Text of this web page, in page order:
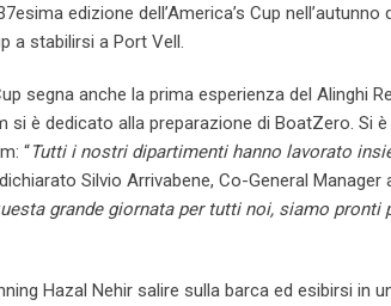
edizione dell’America’s Cup nell’autunno
a stabilirsi a Port Vell.
segna anche la prima esperienza del Alinghi
si è dedicato alla preparazione di BoatZero. Si è
“Tutti i nostri dipartimenti hanno lavorato
Silvio Arrivabene, Co-General Manager
grande giornata per tutti noi, siamo pronti
Hazal Nehir salire sulla barca ed esibirsi in